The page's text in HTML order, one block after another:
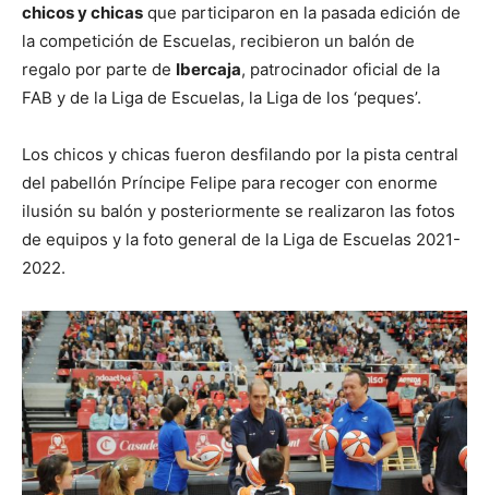
chicos y chicas que participaron en la pasada edición de
la competición de Escuelas, recibieron un balón de
regalo por parte de Ibercaja, patrocinador oficial de la
FAB y de la Liga de Escuelas, la Liga de los ‘peques’.
Los chicos y chicas fueron desfilando por la pista central
del pabellón Príncipe Felipe para recoger con enorme
ilusión su balón y posteriormente se realizaron las fotos
de equipos y la foto general de la Liga de Escuelas 2021-
2022.